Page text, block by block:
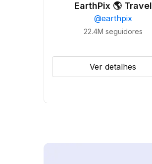
EarthPix 🌎 Travel
@earthpix
22.4M seguidores
Ver detalhes